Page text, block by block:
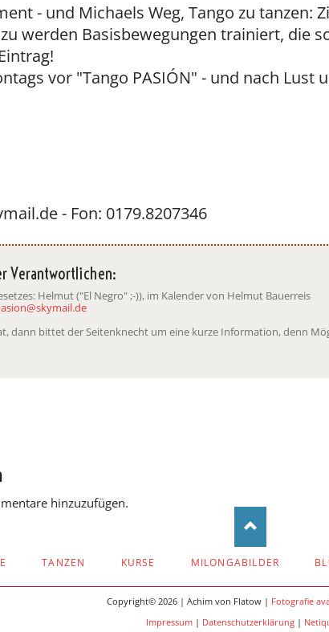
- und Michaels Weg, Tango zu
werden Basisbewegungen trainiert, die
vor "Tango PASIÓN" - und nach Lust
- Fon: 0179.8207346
Verantwortlichen:
Helmut ("El Negro" ;-)), im Kalender von Helmut Bauerreis
dann bittet der Seitenknecht um eine kurze Information, denn
hinzuzufügen.
TANZEN KURSE MILONGABILDER
Copyright© 2026 | Achim von Flatow | Fotografie
Impressum| Datenschutzerklärung|